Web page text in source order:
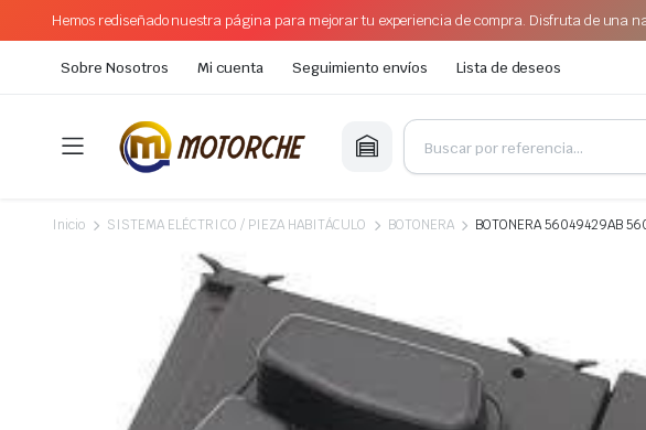
Hemos rediseñado nuestra página para mejorar tu experiencia de compra. Disfruta de una
Sobre Nosotros Mi cuenta Seguimiento envíos Lista de deseos
Inicio SISTEMA ELÉCTRICO / PIEZA HABITÁCULO BOTONERA BOTONERA 56049429AB